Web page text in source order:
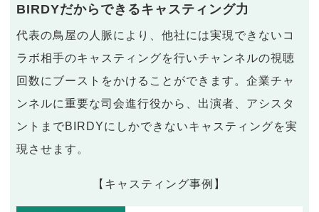
BIRDYだからできるキャスティング力
代表の鳥屋の人脈により、他社には実現できないコ
ラボ相手のキャスティングを行いチャンネルの視聴
回数にブーストをかけることができます。企業チャ
ンネルに重要な司会進行役から、出演者、アシスタ
ントまでBIRDYにしかできないキャスティングを実
現させます。
【キャスティング事例】